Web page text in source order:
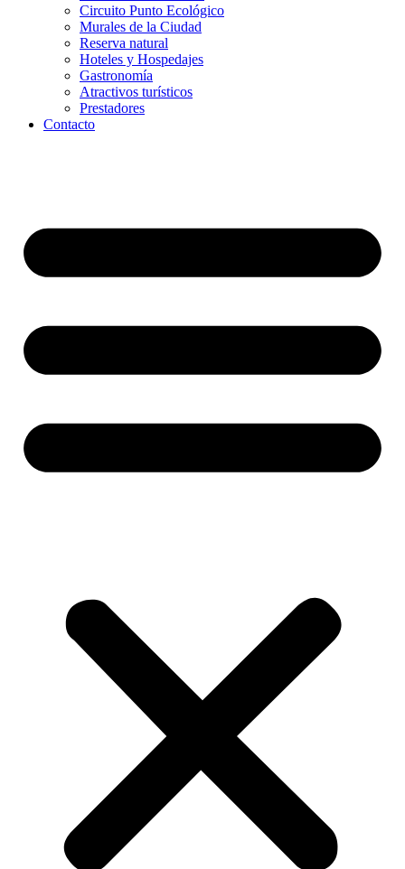
Circuito Punto Ecológico
Murales de la Ciudad
Reserva natural
Hoteles y Hospedajes
Gastronomía
Atractivos turísticos
Prestadores
Contacto